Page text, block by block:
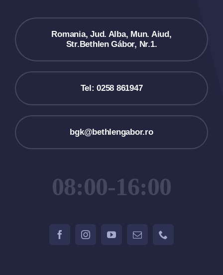
Romania, Jud. Alba, Mun. Aiud,
Str.Bethlen Gábor, Nr.1.
Tel: 0258 861947
bgk@bethlengabor.ro
08:00-16:00